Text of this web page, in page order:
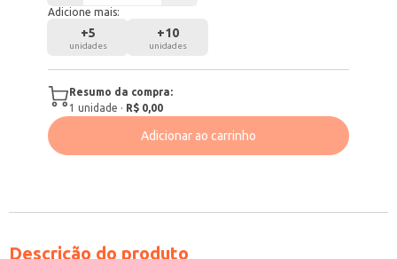
Adicione mais:
+5
unidades
+10
unidades
Resumo da compra:
1 unidade · R$ 0,00
Adicionar ao carrinho
Descrição do produto